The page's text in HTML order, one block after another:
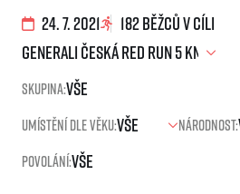
Running Mall
Běžecké série
O běžecké lize
Jak to funguje
projekt SuperHalfs
24. 7. 2021 182 běžců v cíli
Skupina:
Umístění dle věku:
Národnost:
Povolání: